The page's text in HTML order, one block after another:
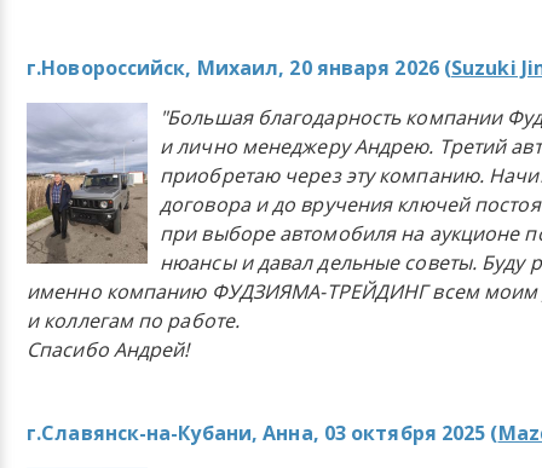
г.Новороссийск, Михаил, 20 января 2026 (Suzuki
"Большая благодарность компании
и лично менеджеру Андрею. Третий
приобретаю через эту компанию.
договора и до вручения ключей
при выборе автомобиля на аукционе
нюансы и давал дельные советы. Буду
именно компанию ФУДЗИЯМА-ТРЕЙДИНГ всем моим
и коллегам по работе.
Спасибо Андрей!
г.Славянск-на-Кубани, Анна, 03 октября 2025 (